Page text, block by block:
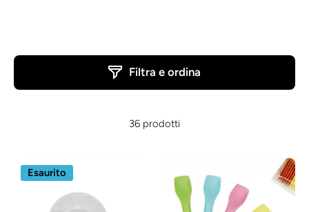
Filtra e ordina
36 prodotti
Esaurito